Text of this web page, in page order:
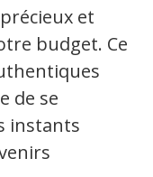
et
budget. Ces
de se
instants